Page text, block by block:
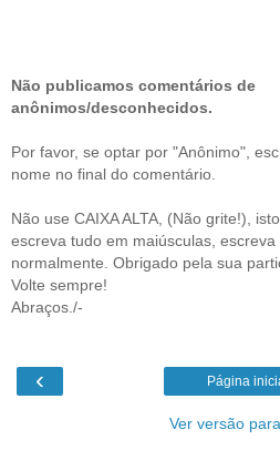
Não publicamos comentários de
anônimos/desconhecidos.
Por favor, se optar por "Anônimo",
nome no final do comentário.
Não use CAIXA ALTA, (Não grite!),
escreva tudo em maiúsculas, escreva
normalmente. Obrigado pela sua
Volte sempre!
Abraços./-
‹ Página
Ver versão